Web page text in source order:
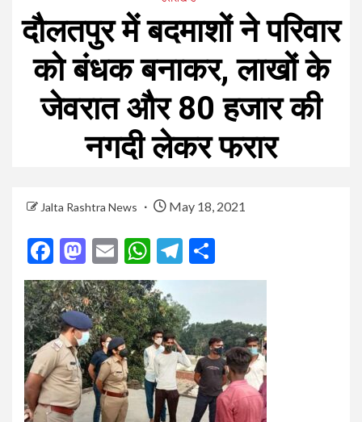
दौलतपुर में बदमाशों ने परिवार
को बंधक बनाकर, लाखों के
जेवरात और 80 हजार की
नगदी लेकर फरार
Jalta Rashtra News May 18, 2021
Facebook
Mastodon
EmailWhatsApp
Telegram